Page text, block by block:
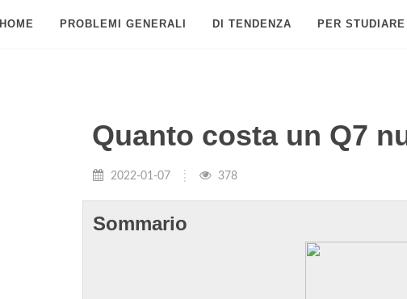
PROBLEMI GENERALI DI TENDENZA PER STUDIARE
Quanto costa un Q7
2022-01-07 378
Sommario